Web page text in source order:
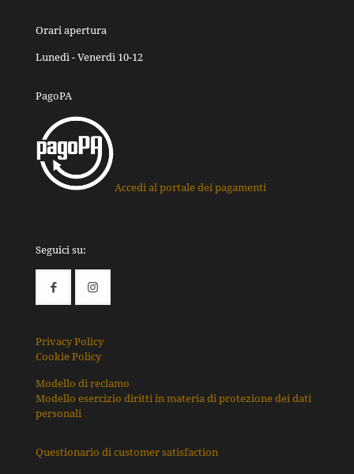
Orari apertura
Lunedì - Venerdì 10-12
PagoPA
Accedi al portale dei pagamenti
Seguici su:
Privacy Policy
Cookie Policy
Modello di reclamo
Modello esercizio diritti in materia di protezione dei dati
personali
Questionario di customer satisfaction